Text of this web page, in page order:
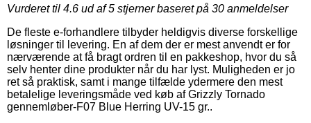
Vurderet til 4.6 ud af 5 stjerner baseret på 30 anmeldelser
De fleste e-forhandlere tilbyder heldigvis diverse forskellige
løsninger til levering. En af dem der er mest anvendt er for
nærværende at få bragt ordren til en pakkeshop, hvor du så
selv henter dine produkter når du har lyst. Muligheden er jo
ret så praktisk, samt i mange tilfælde ydermere den mest
betalelige leveringsmåde ved køb af Grizzly Tornado
gennemløber-F07 Blue Herring UV-15 gr..